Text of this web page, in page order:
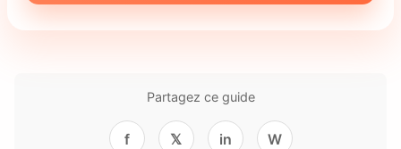
Partagez ce guide
f 𝕏 in W